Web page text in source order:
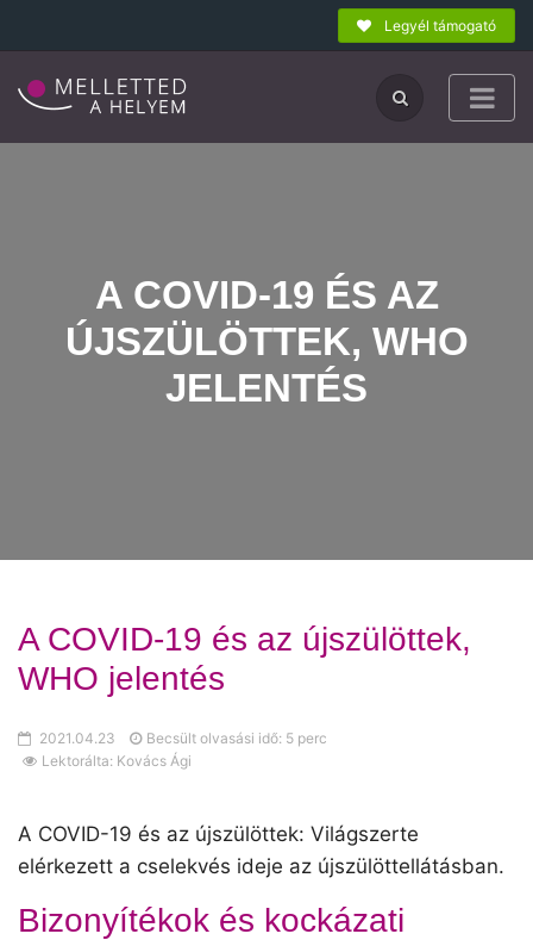
Legyél támogató
A COVID-19 ÉS AZ
ÚJSZÜLÖTTEK, WHO
JELENTÉS
A COVID-19 és az újszülöttek,
WHO jelentés
2021.04.23
Becsült olvasási idő: 5 perc
Lektorálta: Kovács Ági
A COVID-19 és az újszülöttek: Világszerte
elérkezett a cselekvés ideje az újszülöttellátásban.
Bizonyítékok és kockázati